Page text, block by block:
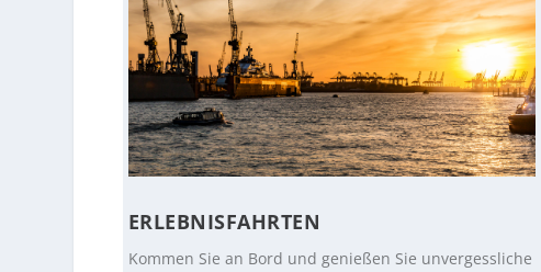
ERLEBNISFAHRTEN
Kommen Sie an Bord und genießen Sie unvergessliche